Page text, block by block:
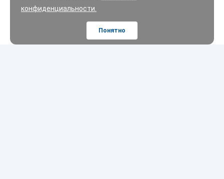
конфиденциальности.
Понятно